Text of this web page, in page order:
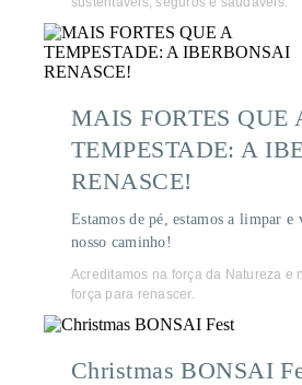
MAIS FORTES QUE
TEMPESTADE: A
RENASCE!
Estamos de pé, estamos a limpar e
nosso caminho!
Acreditamos na força da Natureza e
força para renascer.
Christmas BONSAI